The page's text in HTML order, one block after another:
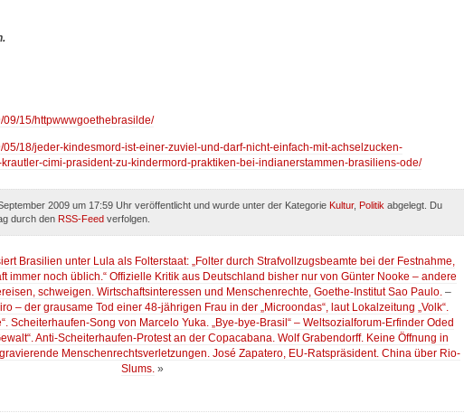
15/httpwwwgoethebrasilde/
18/jeder-kindesmord-ist-einer-zuviel-und-darf-nicht-einfach-mit-achselzucken-
cimi-prasident-zu-kindermord-praktiken-bei-indianerstammen-brasiliens-ode/
2009 um 17:59 Uhr veröffentlicht und wurde unter der Kategorie Kultur, Politik abgelegt. Du
durch den RSS-Feed verfolgen.
Brasilien unter Lula als Folterstaat: „Folter durch Strafvollzugsbeamte bei der Festnahme,
immer noch üblich.“ Offizielle Kritik aus Deutschland bisher nur von Günter Nooke – andere
schweigen. Wirtschaftsinteressen und Menschenrechte, Goethe-Institut Sao Paulo. –
– der grausame Tod einer 48-jährigen Frau in der „Microondas“, laut Lokalzeitung „Volk“.
Scheiterhaufen-Song von Marcelo Yuka. „Bye-bye-Brasil“ – Weltsozialforum-Erfinder Oded
Anti-Scheiterhaufen-Protest an der Copacabana. Wolf Grabendorff. Keine Öffnung in
Menschenrechtsverletzungen. José Zapatero, EU-Ratspräsident. China über Rio-
Slums. »